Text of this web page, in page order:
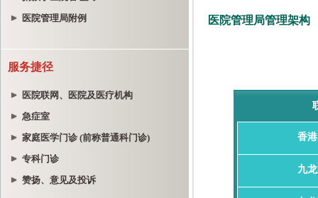
医院管理局附例
服务捷径
医院联网、医院及医疗机构
急症室
家庭医学门诊 (前称普通科门诊)
专科门诊
赞扬、意见及投诉